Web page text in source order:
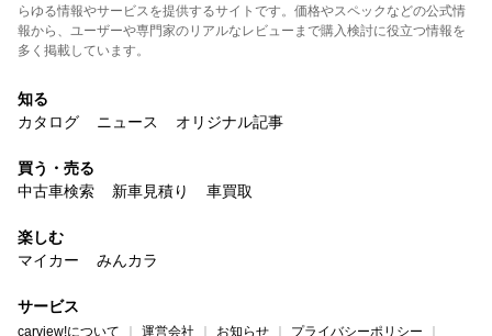
らゆる情報やサービスを提供するサイトです。価格やスペックなどの公式情
報から、ユーザーや専門家のリアルなレビューまで購入検討に役立つ情報を
多く掲載しています。
知る
カタログ
ニュース オリジナル記事
買う・売る
中古車検索
新車見積り 車買取
楽しむ
マイカー
みんカラ
サービス
carview!について 運営会社 お知らせ プライバシーポリシー